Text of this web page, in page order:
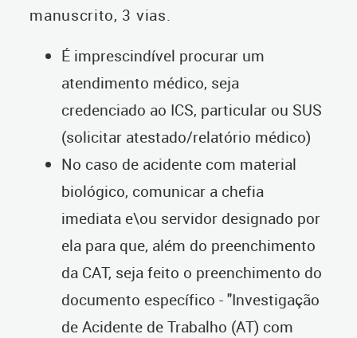
manuscrito, 3 vias.
É imprescindível procurar um
atendimento médico, seja
credenciado ao ICS, particular ou SUS
(solicitar atestado/relatório médico)
No caso de acidente com material
biológico, comunicar a chefia
imediata e\ou servidor designado por
ela para que, além do preenchimento
da CAT, seja feito o preenchimento do
documento específico - "Investigação
de Acidente de Trabalho (AT) com